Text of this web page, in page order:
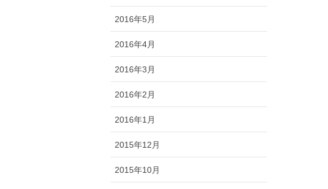
2016年5月
2016年4月
2016年3月
2016年2月
2016年1月
2015年12月
2015年10月